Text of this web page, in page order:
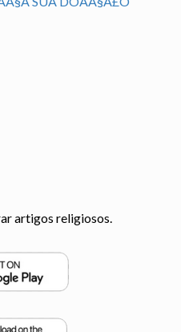
artigos religiosos.